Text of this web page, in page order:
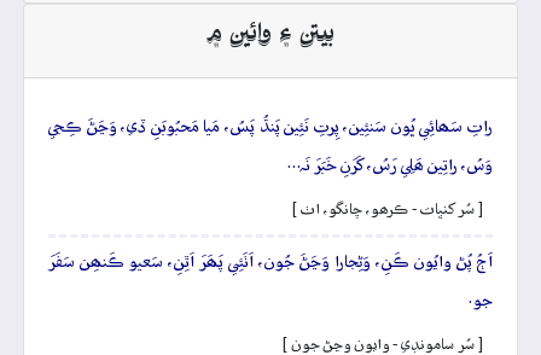
بيتن ۽ وائين ۾
راتِ سَھائِي ڀُون سَنئِين، پِرتِ نَئِين پَنڌُ پَسُ، مَيا مَحبُوبَنِ ڏي، وَڃَڻَ ڪِجي
وَسُ، راتِين ھَلِي رَسُ، کَرَنِ خَبَرَ نَہ…
[ سُر کنڀات - ڪرھو، چانگو، اٺ ]
اَڄُ پُڻ وايُون ڪَنِ، وَڻِجارا وَڃَڻَ جُون، اَٺَئِي پَھَرَ اَٿِنِ، سَعيو ڪَنھِن سَفَرَ
جو.
[ سُر سامونڊي - وايون وڃڻ جون ]